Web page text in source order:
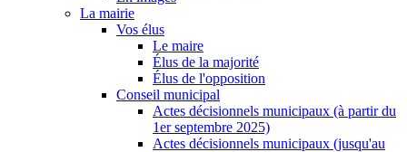
La mairie
Vos élus
Le maire
Élus de la majorité
Élus de l'opposition
Conseil municipal
Actes décisionnels municipaux (à partir du
1er septembre 2025)
Actes décisionnels municipaux (jusqu'au